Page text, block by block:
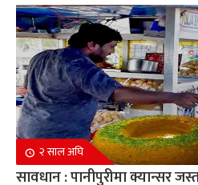
२ साल अघि
सावधान : पानीपुरीमा क्यान्सर